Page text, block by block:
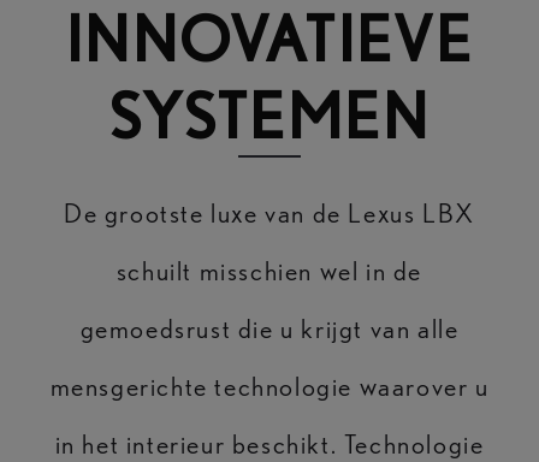
INNOVATIEVE
SYSTEMEN
De grootste luxe van de Lexus LBX
schuilt misschien wel in de
gemoedsrust die u krijgt van alle
mensgerichte technologie waarover u
in het interieur beschikt. Technologie